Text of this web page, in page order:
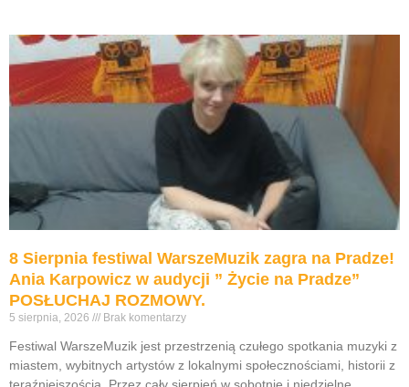
8 Sierpnia festiwal WarszeMuzik zagra na Pradze!
Ania Karpowicz w audycji ” Życie na Pradze”
POSŁUCHAJ ROZMOWY.
5 sierpnia, 2026 Brak komentarzy
Festiwal WarszeMuzik jest przestrzenią czułego spotkania muzyki z
miastem, wybitnych artystów z lokalnymi społecznościami, historii z